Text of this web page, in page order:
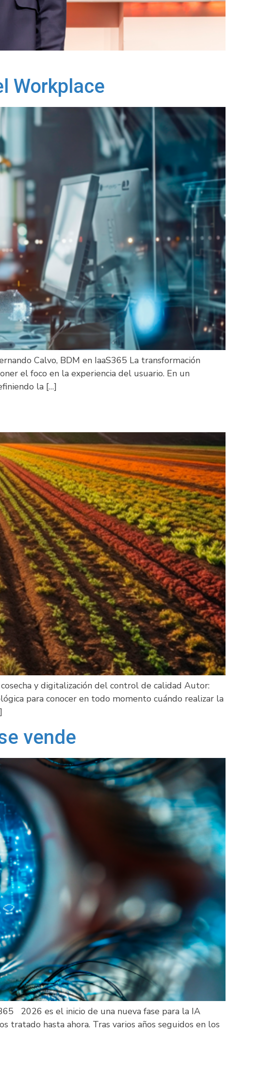
Workplace
Calvo, BDM en IaaS365 La transformación
el foco en la experiencia del usuario. En un
la […]
y digitalización del control de calidad Autor:
para conocer en todo momento cuándo realizar la
vende
2026 es el inicio de una nueva fase para la IA
tratado hasta ahora. Tras varios años seguidos en los